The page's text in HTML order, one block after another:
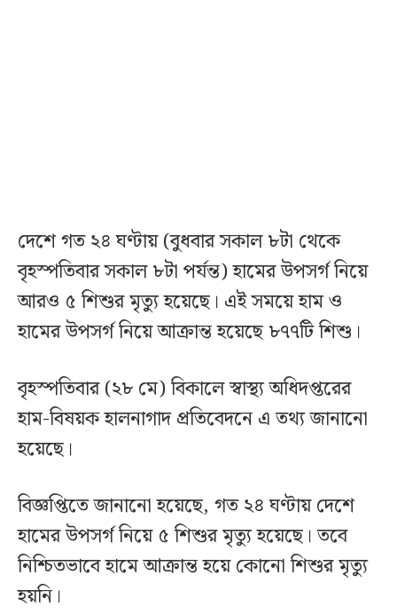
দেশে গত ২৪ ঘণ্টায় (বুধবার সকাল ৮টা থেকে
বৃহস্পতিবার সকাল ৮টা পর্যন্ত) হামের উপসর্গ নিয়ে
আরও ৫ শিশুর মৃত্যু হয়েছে। এই সময়ে হাম ও
হামের উপসর্গ নিয়ে আক্রান্ত হয়েছে ৮৭৭টি শিশু।
বৃহস্পতিবার (২৮ মে) বিকালে স্বাস্থ্য অধিদপ্তরের
হাম-বিষয়ক হালনাগাদ প্রতিবেদনে এ তথ্য জানানো
হয়েছে।
বিজ্ঞপ্তিতে জানানো হয়েছে, গত ২৪ ঘণ্টায় দেশে
হামের উপসর্গ নিয়ে ৫ শিশুর মৃত্যু হয়েছে। তবে
নিশ্চিতভাবে হামে আক্রান্ত হয়ে কোনো শিশুর মৃত্যু
হয়নি।